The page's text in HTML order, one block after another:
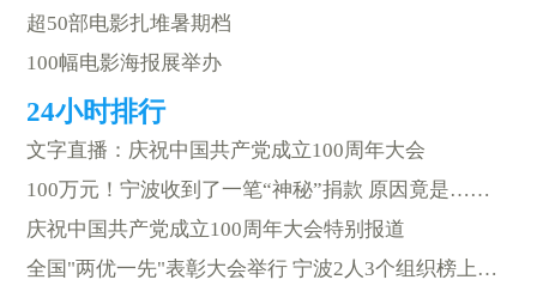
超50部电影扎堆暑期档
100幅电影海报展举办
文字直播：庆祝中国共产党成立100周年大会
100万元！宁波收到了一笔“神秘”捐款 原因竟是……
庆祝中国共产党成立100周年大会特别报道
全国"两优一先"表彰大会举行 宁波2人3个组织榜上有名